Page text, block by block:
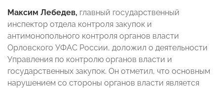
Максим Лебедев, главный государственный
инспектор отдела контроля закупок и
антимонопольного контроля органов власти
Орловского УФАС России, доложил о деятельности
Управления по контролю органов власти и
государственных закупок. Он отметил, что основным
нарушением со стороны органов власти является